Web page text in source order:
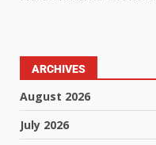
ARCHIVES
August 2026
July 2026